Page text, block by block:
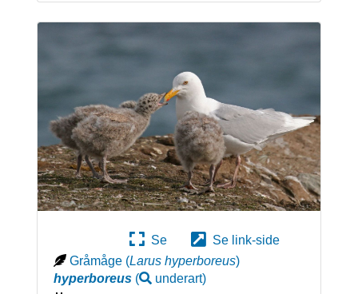
Se
Se link-side
Gråmåge (Larus hyperboreus)
hyperboreus( underart)